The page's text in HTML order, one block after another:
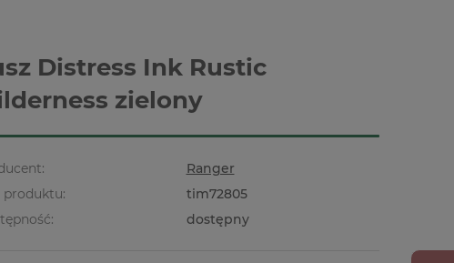
Distress Ink Rustic
zielony
Ranger
produktu:
tim72805
dostępny